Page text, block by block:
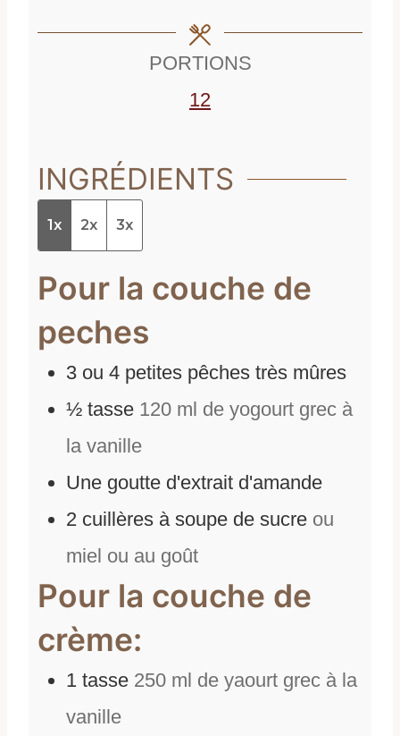
PORTIONS
12
INGRÉDIENTS
1x 2x 3x
Pour la couche de
peches
3 ou 4 petites pêches très mûres
½ tasse 120 ml de yogourt grec à
la vanille
Une goutte d'extrait d'amande
2 cuillères à soupe de sucre ou
miel ou au goût
Pour la couche de
crème:
1 tasse 250 ml de yaourt grec à la
vanille